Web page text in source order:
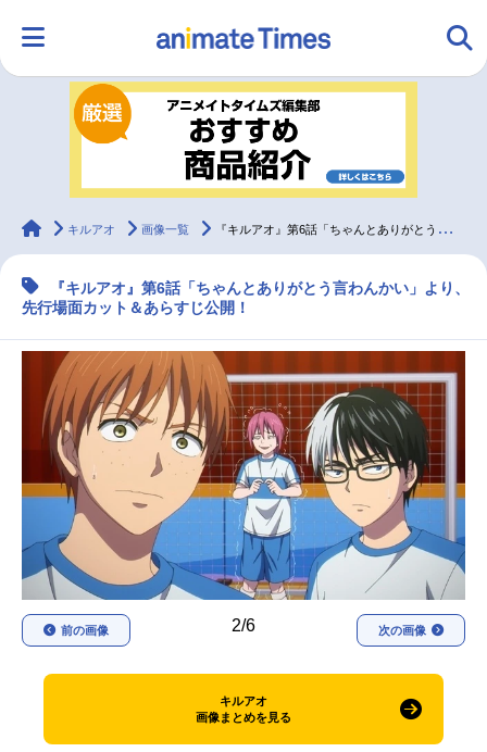
ランキング アニメ
ラジオ みんなの声
マンガ・ラノベ ゲーム・アプリ
2.5次元 配信・Vtuber トレンド 無料マンガ
最新記事一覧
アニメ記事一覧 声優記事一覧
アニメ映画一覧 実写化映画一覧
今期アニメ曜日別一覧
春アニメ
animateTimes
キルアオ 画像一覧 『キルアオ』第6話「ちゃんとありがとう言わんかい」先行場面カット＆あらすじ
『キルアオ』第6話「ちゃんとありがとう言わんかい」より、
先行場面カット＆あらすじ公開！
2/6
前の画像 次の画像
キルアオ
画像まとめを見る